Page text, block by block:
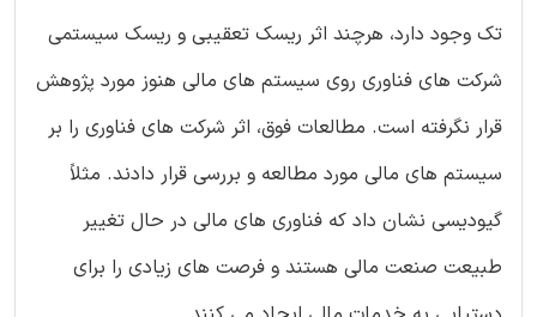
تک وجود دارد، هرچند اثر ریسک تعقیبی و ریسک سیستمی
شرکت های فناوری روی سیستم های مالی هنوز مورد پژوهش
قرار نگرفته است. مطالعات فوق، اثر شرکت های فناوری را بر
سیستم های مالی مورد مطالعه و بررسی قرار دادند. مثلاً
گیودیسی نشان داد که فناوری های مالی در حال تغییر
طبیعت صنعت مالی هستند و فرصت های زیادی را برای